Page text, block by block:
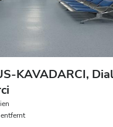
KAVADARCI,